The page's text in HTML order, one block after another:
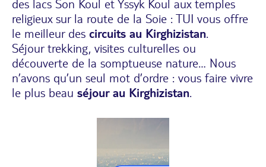
des lacs Son Koul et Yssyk Koul aux temples
religieux sur la route de la Soie : TUI vous offre
le meilleur des circuits au Kirghizistan.
Séjour trekking, visites culturelles ou
découverte de la somptueuse nature… Nous
n’avons qu’un seul mot d’ordre : vous faire vivre
le plus beau séjour au Kirghizistan.